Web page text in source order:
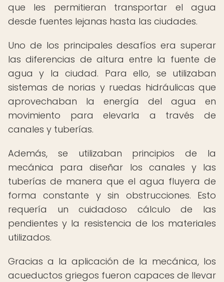
que les permitieran transportar el agua
desde fuentes lejanas hasta las ciudades.
Uno de los principales desafíos era superar
las diferencias de altura entre la fuente de
agua y la ciudad. Para ello, se utilizaban
sistemas de norias y ruedas hidráulicas que
aprovechaban la energía del agua en
movimiento para elevarla a través de
canales y tuberías.
Además, se utilizaban principios de la
mecánica para diseñar los canales y las
tuberías de manera que el agua fluyera de
forma constante y sin obstrucciones. Esto
requería un cuidadoso cálculo de las
pendientes y la resistencia de los materiales
utilizados.
Gracias a la aplicación de la mecánica, los
acueductos griegos fueron capaces de llevar